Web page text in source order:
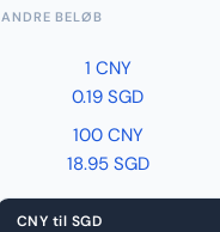
ANDRE BELØB
1 CNY
0.19 SGD
100 CNY
18.95 SGD
CNY til SGD